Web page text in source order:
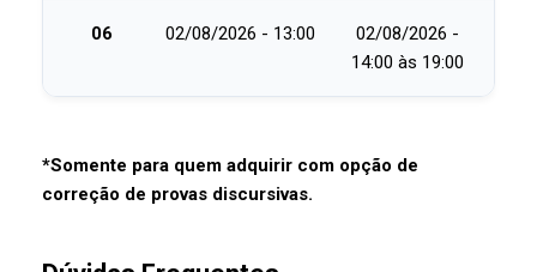
06 02/08/2026 - 13:00
02/08/2026 -
14:00 às 19:00
*Somente para quem adquirir com opção de
correção de provas discursivas.